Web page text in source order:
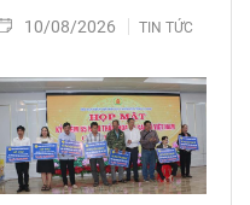
10/08/2026 TIN TỨC